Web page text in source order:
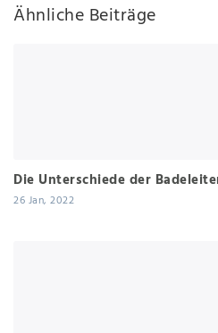
Ähnliche Beiträge
Die Unterschiede der
26 Jan, 2022